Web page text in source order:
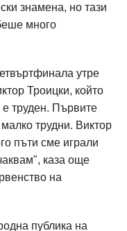
знамена, но тази
много
утре
Троицки, който
труден. Първите
трудни. Виктор
пъти сме играли
каза още
на
публика на